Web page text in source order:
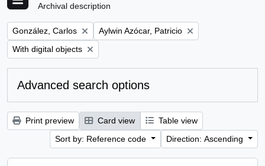
Archival description
Remove filter:
González, Carlos Remove filter:
Aylwin Azócar, Patricio
Remove filter:
With digital objects
Advanced search options
Print preview Card view
Table view
Sort by: Reference code
Direction: Ascending